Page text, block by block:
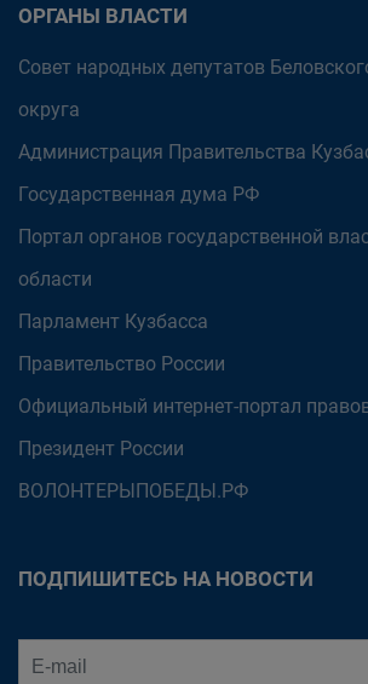
ОРГАНЫ ВЛАСТИ
Совет народных депутатов
округа
Администрация Правительства
Государственная дума РФ
Портал органов государственной
области
Парламент Кузбасса
Правительство России
Официальный интернет-портал
Президент России
ВОЛОНТЕРЫПОБЕДЫ.РФ
ПОДПИШИТЕСЬ НА НОВОСТИ